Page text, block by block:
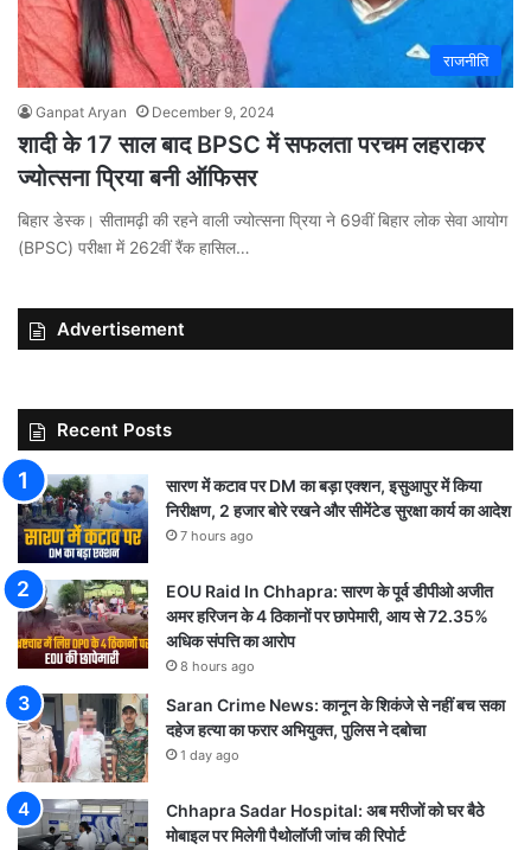
राजनीति
Ganpat Aryan December 9, 2024
शादी के 17 साल बाद BPSC में सफलता परचम लहराकर
ज्योत्सना प्रिया बनी ऑफिसर
बिहार डेस्क। सीतामढ़ी की रहने वाली ज्योत्सना प्रिया ने 69वीं बिहार लोक सेवा आयोग
(BPSC) परीक्षा में 262वीं रैंक हासिल…
Advertisement
Recent Posts
सारण में कटाव पर DM का बड़ा एक्शन, इसुआपुर में किया
निरीक्षण, 2 हजार बोरे रखने और सीमेंटेड सुरक्षा कार्य का आदेश
7 hours ago
EOU Raid In Chhapra: सारण के पूर्व डीपीओ अजीत
अमर हरिजन के 4 ठिकानों पर छापेमारी, आय से 72.35%
अधिक संपत्ति का आरोप
8 hours ago
Saran Crime News: कानून के शिकंजे से नहीं बच सका
दहेज हत्या का फरार अभियुक्त, पुलिस ने दबोचा
1 day ago
Chhapra Sadar Hospital: अब मरीजों को घर बैठे
मोबाइल पर मिलेगी पैथोलॉजी जांच की रिपोर्ट